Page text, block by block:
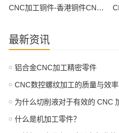
CNC加工铜件-香港铜件CNC批量加工
最新资讯
铝合金CNC加工精密零件
CNC数控螺纹加工的质量与效率
什么是机加工零件？